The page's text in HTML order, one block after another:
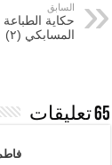
السابق
حكاية الطباعة
المسابكي (٢)
65 تعليقات